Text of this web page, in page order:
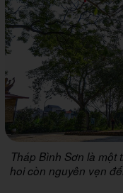
Tháp Bình Sơn là
hoi còn nguyên vẹn